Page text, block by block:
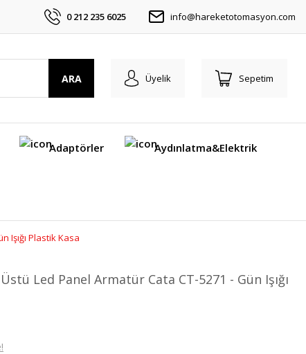
0 212 235 6025 info@hareketotomasyon.com
ARA Üyelik Sepetim
Adaptörler Aydınlatma&Elektrik
Işığı Plastik Kasa
Led Panel Armatür Cata CT-5271 - Gün Işığı